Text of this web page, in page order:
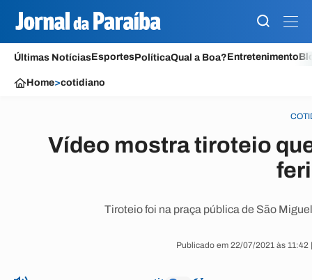
Últimas NotíciasEsportesPolíticaQual a Boa?Entretenimento
Home>cotidiano
Vídeo mostra tiroteio
Tiroteio foi na praça pública de São
Publicado em 22/07/2021 às